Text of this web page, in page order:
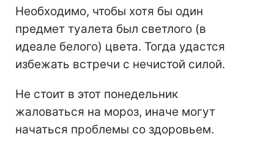
Необходимо, чтобы хотя бы один
предмет туалета был светлого (в
идеале белого) цвета. Тогда удастся
избежать встречи с нечистой силой.
Не стоит в этот понедельник
жаловаться на мороз, иначе могут
начаться проблемы со здоровьем.